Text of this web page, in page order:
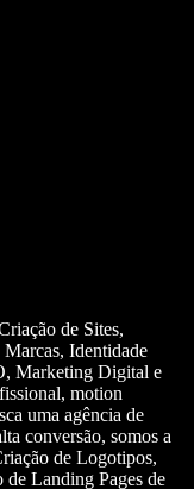
de Sites,
Identidade
Marketing Digital e
motion
uma agência de
conversão, somos a
de Logotipos,
Landing Pages de